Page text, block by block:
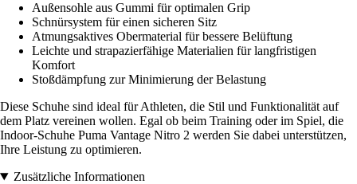
Außensohle aus Gummi für optimalen Grip
Schnürsystem für einen sicheren Sitz
Atmungsaktives Obermaterial für bessere Belüftung
Leichte und strapazierfähige Materialien für langfristigen
Komfort
Stoßdämpfung zur Minimierung der Belastung
Diese Schuhe sind ideal für Athleten, die Stil und Funktionalität auf
dem Platz vereinen wollen. Egal ob beim Training oder im Spiel, die
Indoor-Schuhe Puma Vantage Nitro 2 werden Sie dabei unterstützen,
Ihre Leistung zu optimieren.
Zusätzliche Informationen